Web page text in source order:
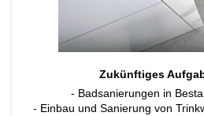
Zukünftiges
- Badsanierungen in
- Einbau und Sanierung von